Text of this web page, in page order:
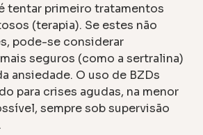
tentar primeiro tratamentos
(terapia). Se estes não
pode-se considerar
seguros (como a sertralina)
ansiedade. O uso de BZDs
para crises agudas, na menor
sempre sob supervisão